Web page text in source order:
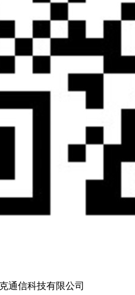
通信科技有限公司